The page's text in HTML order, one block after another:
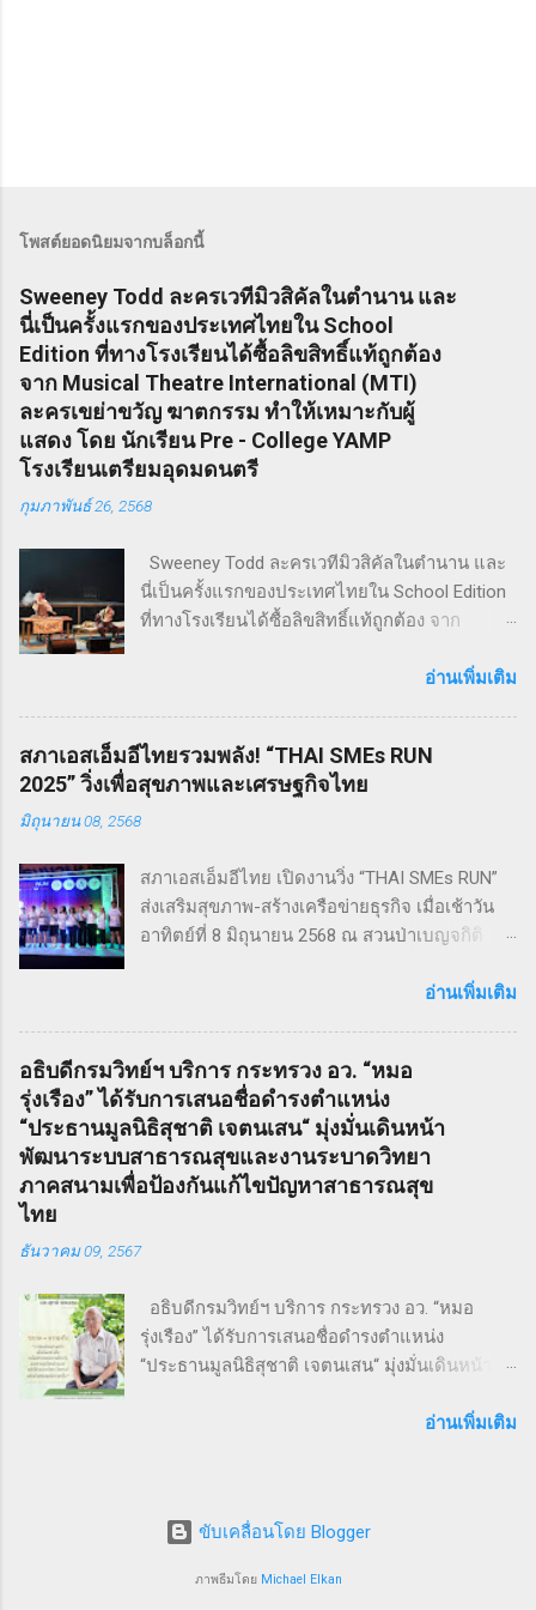
โพสต์ยอดนิยมจากบล็อกนี้
Sweeney Todd ละครเวทีมิวสิคัลในตำนาน และ
นี่เป็นครั้งแรกของประเทศไทยใน School
Edition ที่ทางโรงเรียนได้ซื้อลิขสิทธิ์แท้ถูกต้อง
จาก Musical Theatre International (MTI)
ละครเขย่าขวัญ ฆาตกรรม ทำให้เหมาะกับผู้
แสดง โดย นักเรียน Pre - College YAMP
โรงเรียนเตรียมอุดมดนตรี
กุมภาพันธ์ 26, 2568
Sweeney Todd ละครเวทีมิวสิคัลในตำนาน และ
นี่เป็นครั้งแรกของประเทศไทยใน School Edition
ที่ทางโรงเรียนได้ซื้อลิขสิทธิ์แท้ถูกต้อง จาก
ขวัญ ฆาตกรรม ทำให้เหมาะกับผู้แสดง โดย
!! โดยเลือกเป็น School Edition ที่ลดบทให้ดู
เหมาะสม แต่ยังคงไว้ซึ่งความเข้มข้น! กำกับการ
แสดงโดย ดำเกิง ฐิตะปิยะศักดิ์ หรือ คุณบิ๊ก
ช่างตัดผมชาวอังกฤษ ที่สูญเสียภรรยาและลูกไป
จนเกิดเป็นความแค้นที่นำไปสู่โศกอนาถตกรรม
เลวร้ายในที่สุด โดยตัวละคร Sweeney Todd มีต้น
ความนิยมอย่างต่อเนื่อง ซึ่งรู้จักกันในชื่อ Penny
ฤดูหนาวของปี ค.ศ. 1846 – 1847 เรื่องราวของ
Sweeney Todd ยังเคยถูกนำไปดัดแปลงเป็น
ภาพยนตร์เพลงด้วยชื่อเดียวกันในปี ค.ศ. 2007
หรือ พ.ศ. 2550 ซึ่งกำกับโดย Timothy Walter
Burt...
อ่านเพิ่มเติม
สภาเอสเอ็มอีไทยรวมพลัง! “THAI SMEs RUN
2025” วิ่งเพื่อสุขภาพและเศรษฐกิจไทย
มิถุนายน 08, 2568
สภาเอสเอ็มอีไทย เปิดงานวิ่ง “THAI SMEs RUN”
ส่งเสริมสุขภาพ-สร้างเครือข่ายธุรกิจ เมื่อเช้าวัน
อาทิตย์ที่ 8 มิถุนายน 2568 ณ สวนป่าเบญจกิติ
ไทย (สภาเอสเอ็มอีไทย) จัดงานวิ่งมินิมาราธอน
ข่ายธุรกิจระหว่าง ผู้ประกอบการ SMEs และ
ประชาชน ทั่วไป ภายใต้แนวคิด “We Go We
Grow We Goal” ที่เน้นการก้าวไปข้างหน้า เติบโต
อย่างมั่นคง และมุ่งสู่เป้าหมายร่วมกัน งานวิ่ง THAI
SMEs RUN: สุขภาพดี เครือข่ายแน่น งานนี้เต็มไป
Marathon (9 กม.) และ Fun Run (4.5 กม.) ผู้เข้า
ลุ้นถ้วยรางวัล Overall สำหรับผู้เข้าเส้นชัยอันดับ
ต้น ๆ นอกจากส่งเสริมสุขภาพ งานนี้ยังเป็นเวที
สำคัญสำหรับ การสร้างเครือข่ายธุรกิจ แลก
SMEs ไทย ผู้นำและผู้สนับสนุนงานวิ่ง THAI SMEs
อ่านเพิ่มเติม
อธิบดีกรมวิทย์ฯ บริการ กระทรวง อว. “หมอ
รุ่งเรือง” ได้รับการเสนอชื่อดำรงตำแหน่ง
“ประธานมูลนิธิสุชาติ เจตนเสน“ มุ่งมั่นเดินหน้า
พัฒนาระบบสาธารณสุขและงานระบาดวิทยา
ภาคสนามเพื่อป้องกันแก้ไขปัญหาสาธารณสุข
ไทย
ธันวาคม 09, 2567
อธิบดีกรมวิทย์ฯ บริการ กระทรวง อว. “หมอ
รุ่งเรือง” ได้รับการเสนอชื่อดำรงตำแหน่ง
“ประธานมูลนิธิสุชาติ เจตนเสน“ มุ่งมั่นเดินหน้า
สนามเพื่อป้องกันแก้ไขปัญหาสาธารณสุขไทย 9
การเฝ้าระวังป้องกันควบคุมโรคโดยใช้พื้นฐานวิชา
ระบาดวิทยาภาคสนาม ซึ่งมีส่วนสำคัญให้ระบบ
อ่านเพิ่มเติม
ขับเคลื่อนโดย Blogger
ภาพธีมโดย Michael Elkan